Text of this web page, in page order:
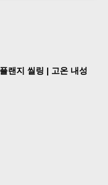
랜지 씰링 | 고온 내성